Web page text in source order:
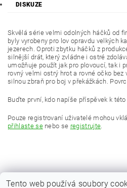
DISKUZE
Skvělá série velmi odolných háčků od
byly vyrobeny pro lov opravdu velkých
jezerech. Oproti zbytku háčků z
silnější drát, který zvládne i ostré
umožňuje použít jak pro plovoucí, tak i
rovný velmi ostrý hrot a rovné očko bez
silnou zbraň pro boj v překážkách.
Buďte první, kdo napíše příspěvek k
Pouze registrovaní uživatelé mohou
přihlaste senebo se registrujte.
Tento web používá soubory